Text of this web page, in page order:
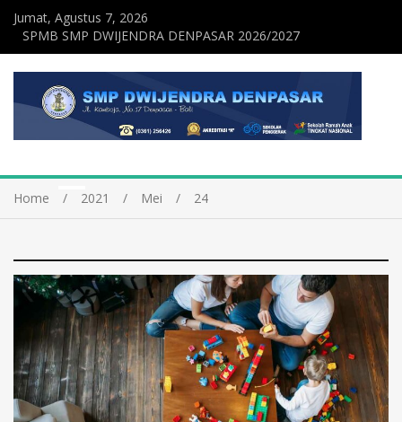
Jumat, Agustus 7, 2026
SPMB SMP DWIJENDRA DENPASAR 2026/2027
Home 2021 Mei 24